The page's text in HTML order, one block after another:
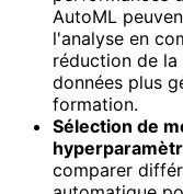
AutoML
l'analyse en
réduction de
données plus
formation.
Sélection de
comparer